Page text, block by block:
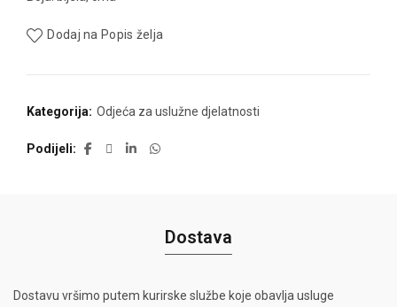
Dodaj na Popis želja
Kategorija: Odjeća za uslužne djelatnosti
Podijeli
Dostava
Dostavu vršimo putem kurirske službe koje obavlja usluge